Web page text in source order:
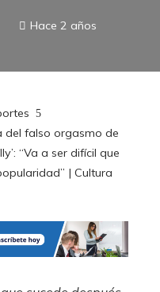
Hace 2 años
del falso orgasmo de
“Va a ser difícil que
| Cultura